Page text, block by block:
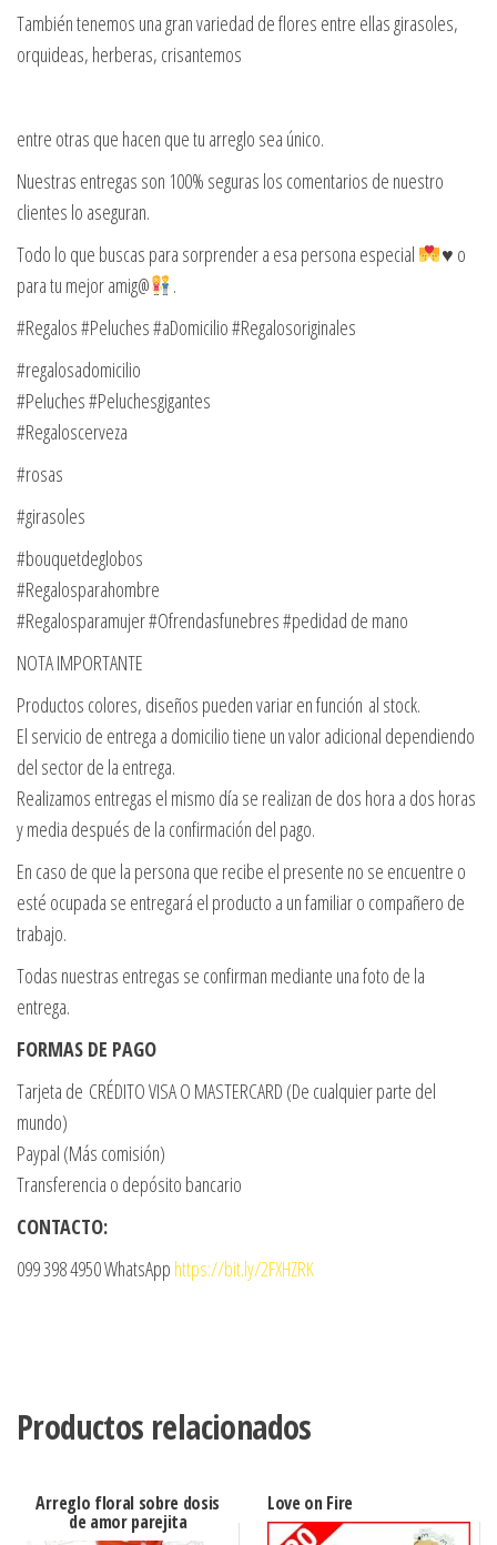
También tenemos una gran variedad de flores entre ellas girasoles,
orquideas, herberas, crisantemos
entre otras que hacen que tu arreglo sea único.
Nuestras entregas son 100% seguras los comentarios de nuestro
clientes lo aseguran.
Todo lo que buscas para sorprender a esa persona especial
♥️ o
para tu mejor amig@
.
#Regalos #Peluches #aDomicilio #Regalosoriginales
#regalosadomicilio
#Peluches #Peluchesgigantes
#Regaloscerveza
#rosas
#girasoles
#bouquetdeglobos
#Regalosparahombre
#Regalosparamujer #Ofrendasfunebres #pedidad de mano
NOTA IMPORTANTE
Productos colores, diseños pueden variar en función al stock.
El servicio de entrega a domicilio tiene un valor adicional dependiendo
del sector de la entrega.
Realizamos entregas el mismo día se realizan de dos hora a dos horas
y media después de la confirmación del pago.
En caso de que la persona que recibe el presente no se encuentre o
esté ocupada se entregará el producto a un familiar o compañero de
trabajo.
Todas nuestras entregas se confirman mediante una foto de la
entrega.
FORMAS DE PAGO
Tarjeta de CRÉDITO VISA O MASTERCARD (De cualquier parte del
mundo)
Paypal (Más comisión)
Transferencia o depósito bancario
CONTACTO:
099 398 4950 WhatsApp https://bit.ly/2FXHZRK
Productos relacionados
Arreglo floral sobre dosis
de amor parejita
Love on Fire